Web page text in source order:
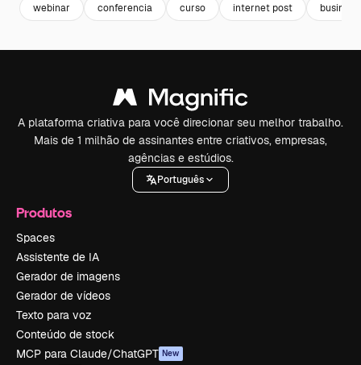
webinar conferencia curso internet post
A plataforma criativa para você direcionar seu melhor trabalho.
Mais de 1 milhão de assinantes entre criativos, empresas,
agências e estúdios.
Português
Produtos
Spaces
Assistente de IA
Gerador de imagens
Gerador de vídeos
Texto para voz
Conteúdo de stock
MCP para Claude/ChatGPT New